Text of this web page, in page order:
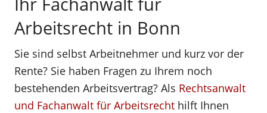
Arbeitsrecht in Bonn
Sie sind selbst Arbeitnehmer und kurz vor der
Rente? Sie haben Fragen zu Ihrem noch
bestehenden Arbeitsvertrag? Als Rechtsanwalt
und Fachanwalt für Arbeitsrecht hilft Ihnen